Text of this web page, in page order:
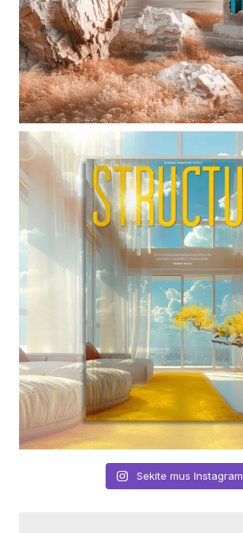
Sekite mus Instagram